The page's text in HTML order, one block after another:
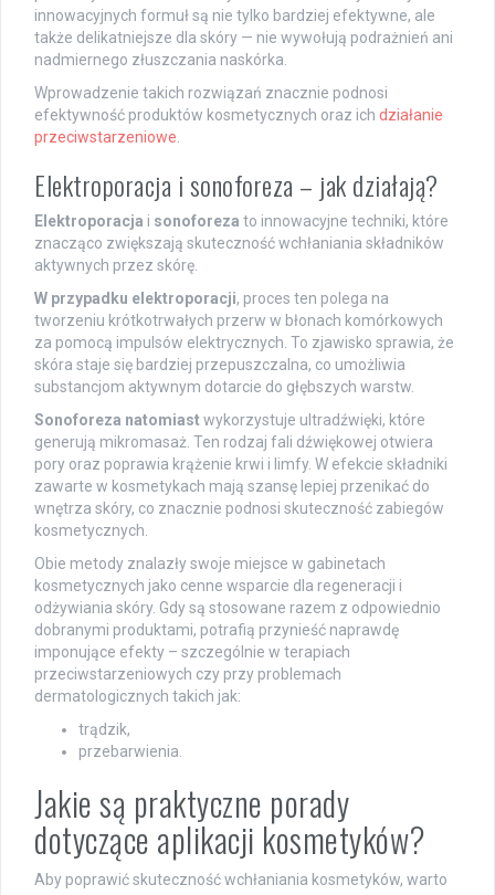
innowacyjnych formuł są nie tylko bardziej efektywne, ale
także delikatniejsze dla skóry — nie wywołują podrażnień ani
nadmiernego złuszczania naskórka.
Wprowadzenie takich rozwiązań znacznie podnosi
efektywność produktów kosmetycznych oraz ich działanie
przeciwstarzeniowe.
Elektroporacja i sonoforeza – jak działają?
Elektroporacja i sonoforeza to innowacyjne techniki, które
znacząco zwiększają skuteczność wchłaniania składników
aktywnych przez skórę.
W przypadku elektroporacji, proces ten polega na
tworzeniu krótkotrwałych przerw w błonach komórkowych
za pomocą impulsów elektrycznych. To zjawisko sprawia, że
skóra staje się bardziej przepuszczalna, co umożliwia
substancjom aktywnym dotarcie do głębszych warstw.
Sonoforeza natomiastwykorzystuje ultradźwięki, które
generują mikromasaż. Ten rodzaj fali dźwiękowej otwiera
pory oraz poprawia krążenie krwi i limfy. W efekcie składniki
zawarte w kosmetykach mają szansę lepiej przenikać do
wnętrza skóry, co znacznie podnosi skuteczność zabiegów
kosmetycznych.
Obie metody znalazły swoje miejsce w gabinetach
kosmetycznych jako cenne wsparcie dla regeneracji i
odżywiania skóry. Gdy są stosowane razem z odpowiednio
dobranymi produktami, potrafią przynieść naprawdę
imponujące efekty – szczególnie w terapiach
przeciwstarzeniowych czy przy problemach
dermatologicznych takich jak:
trądzik,
przebarwienia.
Jakie są praktyczne porady
dotyczące aplikacji kosmetyków?
Aby poprawić skuteczność wchłaniania kosmetyków, warto